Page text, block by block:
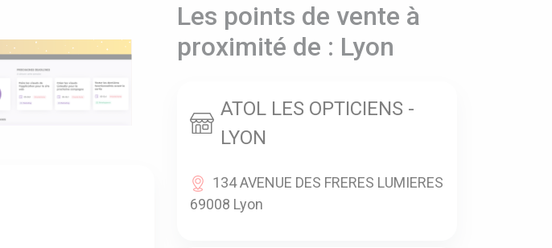
Les points de vente à
proximité de : Lyon
ATOL LES OPTICIENS -
LYON
134 AVENUE DES FRERES LUMIERES
69008 Lyon